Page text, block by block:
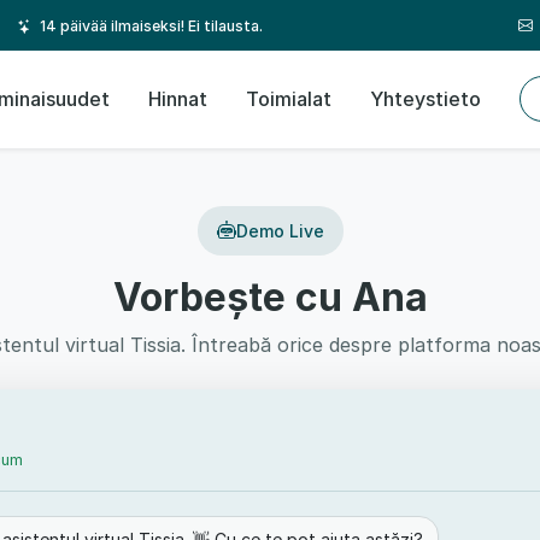
14 päivää ilmaiseksi! Ei tilausta.
Hinnat Toimialat Yhteystieto
Demo Live
Vorbește cu Ana
virtual Tissia. Întreabă orice despre platforma